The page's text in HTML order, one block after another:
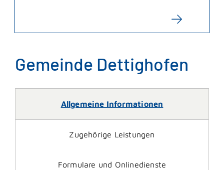
Gemeinde Dettighofen
Allgemeine Informationen
Zugehörige Leistungen
Formulare und Onlinedienste